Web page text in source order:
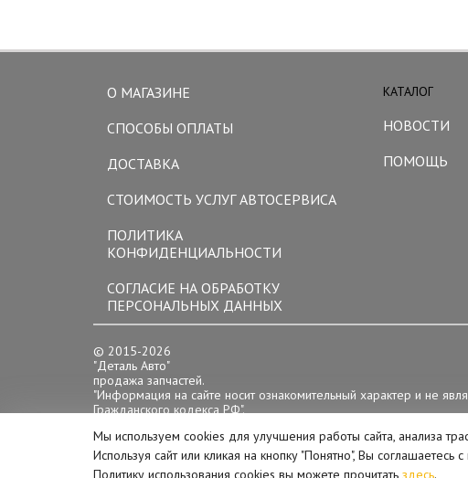
О МАГАЗИНЕ
СПОСОБЫ ОПЛАТЫ
ДОСТАВКА
СТОИМОСТЬ УСЛУГ АВТОСЕРВИСА
КАТАЛОГ
НОВОСТИ
ПОМОЩЬ
ПОЛИТИКА
КОНФИДЕНЦИАЛЬНОСТИ
СОГЛАСИЕ НА ОБРАБОТКУ
ПЕРСОНАЛЬНЫХ ДАННЫХ
© 2015-2026
"Деталь Авто"
продажа запчастей.
"Информация на сайте носит ознакомительный характер и не
Гражданского кодекса РФ".
Режим работы:
пн-сб с 10-00 до 19-00
вс с 10-00 до 18-00
Мы используем cookies для улучшения работы сайта, анализа
Используя сайт или кликая на кнопку "Понятно", Вы соглашаетесь
Политику использования cookies вы можете прочитать здесь.